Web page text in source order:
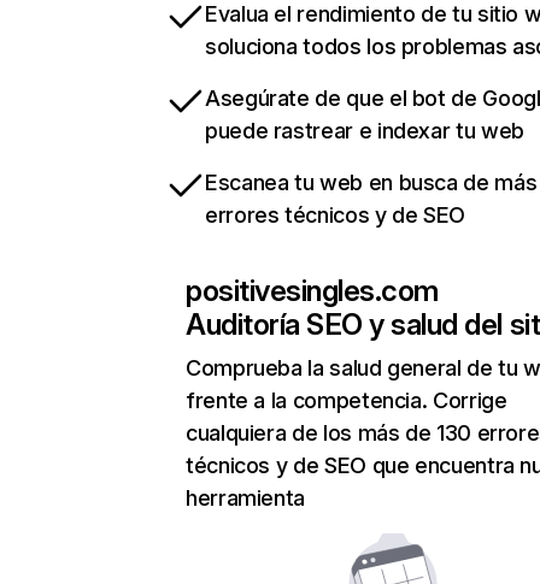
Evalua el rendimiento de tu sitio
soluciona todos los problemas
Asegúrate de que el bot de
puede rastrear e indexar tu web
Escanea tu web en busca de
errores técnicos y de SEO
positivesingles.com
Auditoría SEO y salud del
Comprueba la salud general de tu
frente a la competencia. Corrige
cualquiera de los más de 130
técnicos y de SEO que encuentra
herramienta